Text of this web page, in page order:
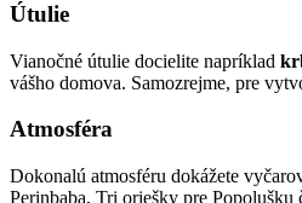
Útulie
Vianočné útulie docielite napríklad
vášho domova. Samozrejme, pre
Atmosféra
Dokonalú atmosféru dokážete
Perinbaba, Tri oriešky pre